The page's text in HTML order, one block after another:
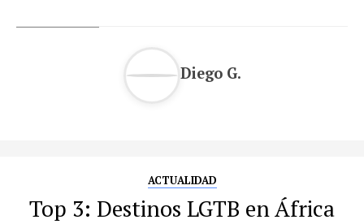
Diego G.
ACTUALIDAD
Top 3: Destinos LGTB en África